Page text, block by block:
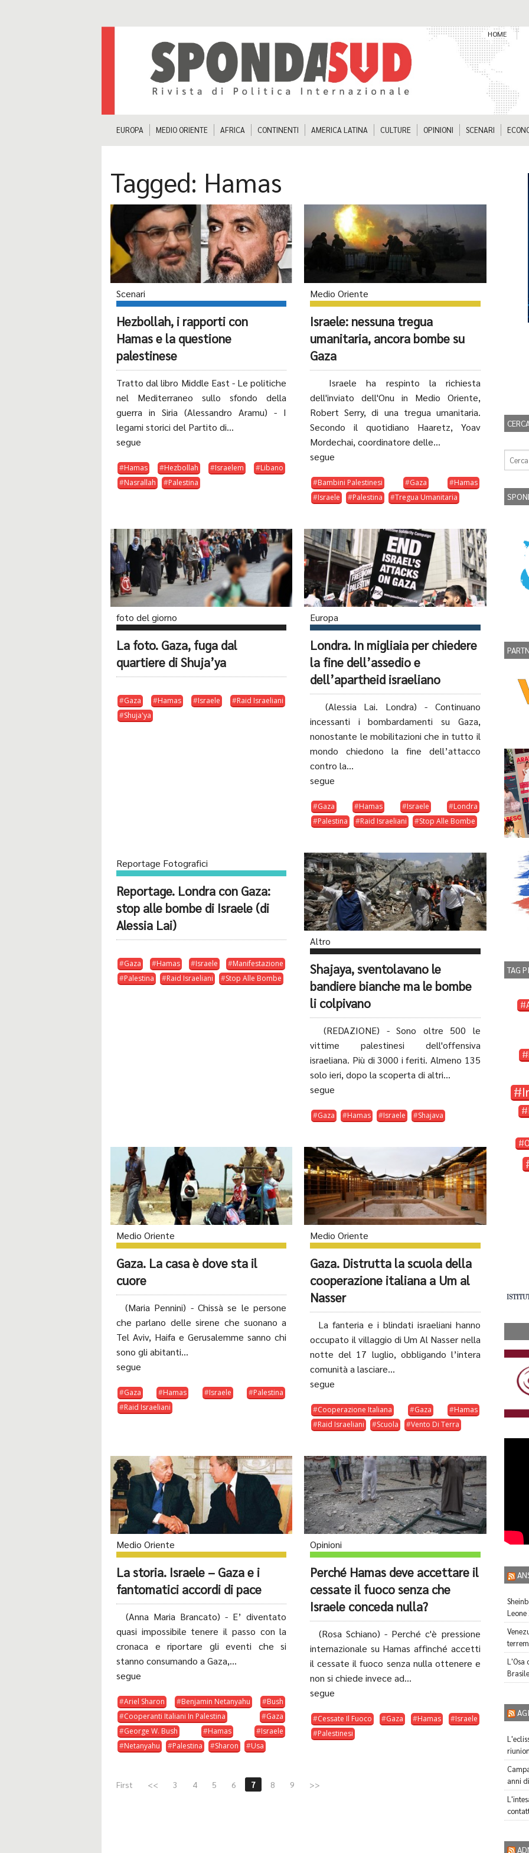
HOME
EUROPA MEDIO ORIENTE AFRICA CONTINENTI AMERICA LATINA CULTURE OPINIONI SCENARI
Tagged: Hamas
Scenari
Hezbollah, i rapporti con
Hamas e la questione
palestinese
Tratto dal libro Middle East - Le politiche
nel Mediterraneo sullo sfondo della
guerra in Siria (Alessandro Aramu) - I
legami storici del Partito di...
segue
Hamas Hezbollah Israelem
Libano
Nasrallah
Palestina
Medio Oriente
Israele: nessuna tregua
umanitaria, ancora bombe su
Gaza
Israele ha respinto la richiesta
dell'inviato dell'Onu in Medio Oriente,
Robert Serry, di una tregua umanitaria.
Secondo il quotidiano Haaretz, Yoav
Mordechai, coordinatore delle...
segue
Bambini Palestinesi Gaza
Hamas
Israele
Palestina Tregua Umanitaria
foto del giorno
La foto. Gaza, fuga dal
quartiere di Shuja’ya
Gaza Hamas Israele
Raid Israeliani
Shuja'ya
Europa
Londra. In migliaia per chiedere
la fine dell’assedio e
dell’apartheid israeliano
(Alessia Lai. Londra) - Continuano
incessanti i bombardamenti su Gaza,
nonostante le mobilitazioni che in tutto il
mondo chiedono la fine dell’attacco
contro la...
segue
Gaza Hamas Israele
Londra
Palestina
Raid Israeliani Stop Alle Bombe
Reportage Fotografici
Reportage. Londra con Gaza:
stop alle bombe di Israele (di
Alessia Lai)
Gaza Hamas Israele
Manifestazione
Palestina
Raid Israeliani Stop Alle Bombe
Altro
Shajaya, sventolavano le
bandiere bianche ma le bombe
li colpivano
(REDAZIONE) - Sono oltre 500 le
vittime palestinesi dell'offensiva
israeliana. Più di 3000 i feriti. Almeno 135
solo ieri, dopo la scoperta di altri...
segue
Gaza Hamas Israele Shajava
Medio Oriente
Gaza. La casa è dove sta il
cuore
(Maria Pennini) - Chissà se le persone
che parlano delle sirene che suonano a
Tel Aviv, Haifa e Gerusalemme sanno chi
sono gli abitanti...
segue
Gaza Hamas Israele
Palestina
Raid Israeliani
Medio Oriente
Gaza. Distrutta la scuola della
cooperazione italiana a Um al
Nasser
La fanteria e i blindati israeliani hanno
occupato il villaggio di Um Al Nasser nella
notte del 17 luglio, obbligando l’intera
comunità a lasciare...
segue
Cooperazione Italiana Gaza
Hamas
Raid Israeliani
Scuola Vento Di Terra
Medio Oriente
La storia. Israele – Gaza e i
fantomatici accordi di pace
(Anna Maria Brancato) - E’ diventato
quasi impossibile tenere il passo con la
cronaca e riportare gli eventi che si
stanno consumando a Gaza,...
segue
Ariel Sharon Benjamin Netanyahu
Bush
Cooperanti Italiani In Palestina
Gaza
George W. Bush
Hamas
Israele
Netanyahu
Palestina Sharon Usa
Opinioni
Perché Hamas deve accettare il
cessate il fuoco senza che
Israele conceda nulla?
(Rosa Schiano) - Perché c'è pressione
internazionale su Hamas affinché accetti
il cessate il fuoco senza nulla ottenere e
non si chiede invece ad...
segue
Cessate Il Fuoco Gaza Hamas
Israele
Palestinesi
First << 3 4 5 6 7 8 9 >>
TAG
Leone
L'Osa
AGI
anni